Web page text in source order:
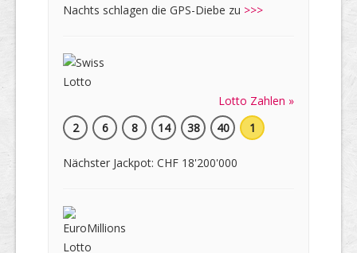
Nachts schlagen die GPS-Diebe zu >>>
Lotto Zahlen »
2
6 8 14 38 40 1
Nächster Jackpot: CHF 18'200'000